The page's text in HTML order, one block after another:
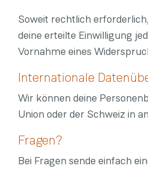
Soweit rechtlich
deine erteilte Einwilligung
Vornahme eines
Internationale
Wir können deine
Union oder der Schweiz in
Fragen?
Bei Fragen sende einfach